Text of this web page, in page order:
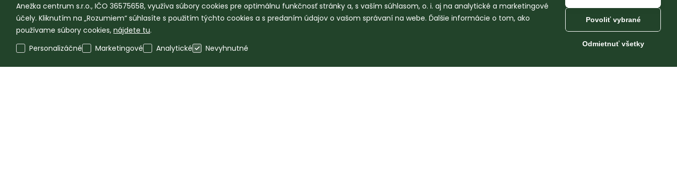
Anežka centrum s.r.o., IČO 36575658, využíva súbory cookies pre optimálnu funkčnosť stránky a, s vaším súhlasom, o. i. aj na analytické a marketingové
účely. Kliknutím na „Rozumiem“ súhlasíte s použitím týchto cookies a s predaním údajov o vašom správaní na webe. Ďalšie informácie o tom, ako
používame súbory cookies, nájdete tu.
Personalizáčné
Marketingové Analytické Nevyhnutné
Povoliť vybrané
Odmietnuť všetky